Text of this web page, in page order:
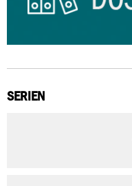
SERIEN